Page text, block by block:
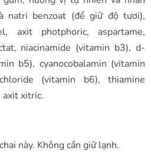
natri benzoat (để giữ độ tươi),
axit photphoric, aspartame,
niacinamide (vitamin b3), d-
b5), cyanocobalamin (vitamin
(vitamin b6), thiamine
xitric.
này. Không cần giữ lạnh.